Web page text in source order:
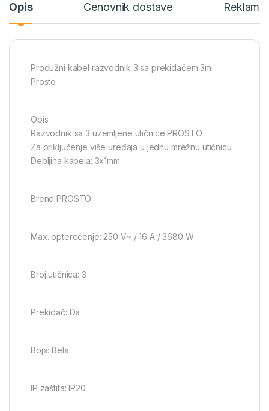
Opis Cenovnik dostave
Produžni kabel razvodnik 3 sa prekidačem 3m
Prosto
Opis
Razvodnik sa 3 uzemljene utičnice PROSTO
Za priključenje više uređaja u jednu mrežnu utičnicu
Debljina kabela: 3x1mm
Brend PROSTO
Max. opterećenje: 250 V~ / 16 A / 3680 W
Broj utičnica: 3
Prekidač: Da
Boja: Bela
IP zaštita: IP20